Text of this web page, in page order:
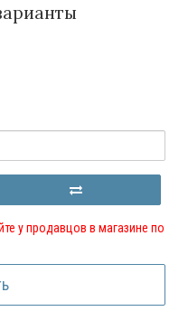
у продавцов в магазине по